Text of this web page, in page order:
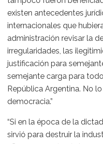
existen antecedentes
internacionales que
administración revisar la
irregularidades, las
justificación para
semejante carga para
República Argentina. No
democracia.”
“Si en la época de la
sirvió para destruir la